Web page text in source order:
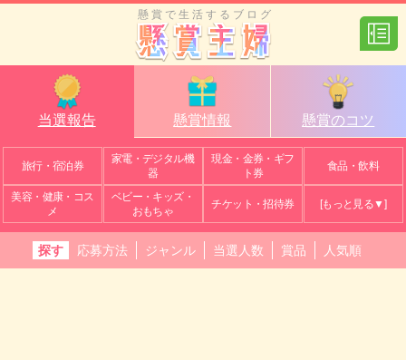
懸賞で生活するブログ
当選報告 懸賞情報 懸賞のコツ
旅行・宿泊券
家電・デジタル機
器
現金・金券・ギフ
ト券
食品・飲料
美容・健康・コス
メ
ベビー・キッズ・
おもちゃ
チケット・招待券 [もっと見る▼]
探す 応募方法 ジャンル 当選人数 賞品 人気順